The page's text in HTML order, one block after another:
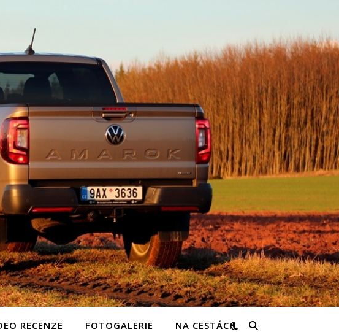
RECENZE FOTOGALERIE NA CESTÁCH